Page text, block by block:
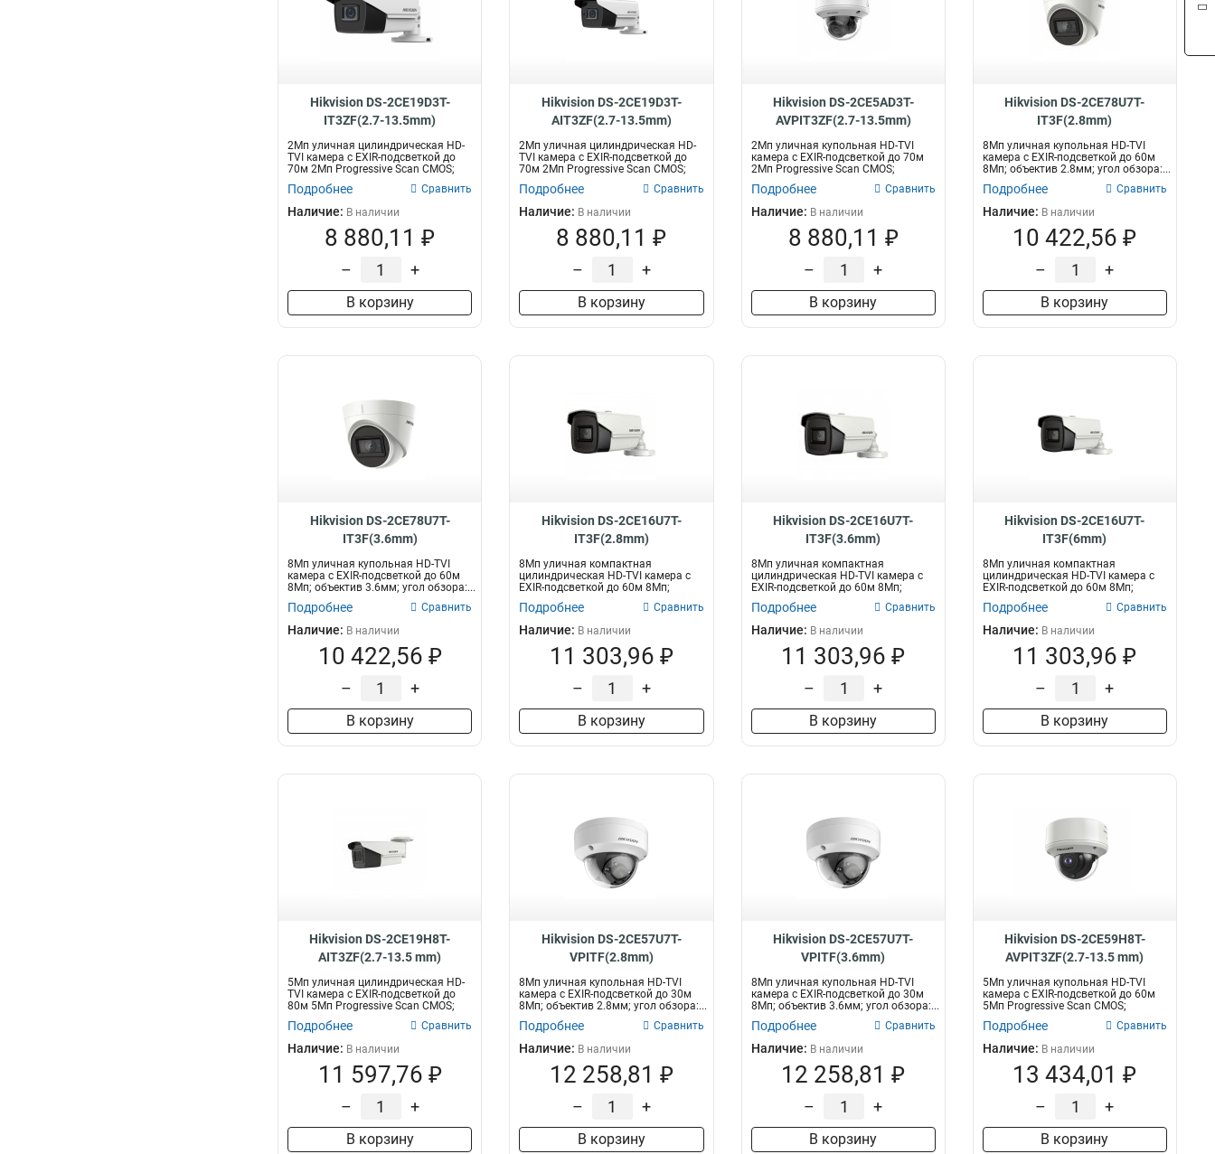
Hikvision DS-2CE19D3T-
IT3ZF(2.7-13.5mm)
2Мп уличная цилиндрическая HD-
TVI камера с EXIR-подсветкой до
70м 2Мп Progressive Scan CMOS;
Подробнее Сравнить
Наличие: В наличии
8 880,11 ₽
– +
В корзину
Hikvision DS-2CE19D3T-
AIT3ZF(2.7-13.5mm)
2Мп уличная цилиндрическая HD-
TVI камера с EXIR-подсветкой до
70м 2Мп Progressive Scan CMOS;
Подробнее Сравнить
Наличие: В наличии
8 880,11 ₽
– +
В корзину
Hikvision DS-2CE5AD3T-
AVPIT3ZF(2.7-13.5mm)
2Мп уличная купольная HD-TVI
камера с EXIR-подсветкой до 70м
2Мп Progressive Scan CMOS;
моториз...
Подробнее Сравнить
Наличие: В наличии
8 880,11 ₽
– +
В корзину
Hikvision DS-2CE78U7T-
IT3F(2.8mm)
8Мп уличная купольная HD-TVI
камера с EXIR-подсветкой до 60м
8Мп; объектив 2.8мм; угол обзора:...
Подробнее Сравнить
Наличие: В наличии
10 422,56 ₽
– +
В корзину
Hikvision DS-2CE78U7T-
IT3F(3.6mm)
8Мп уличная купольная HD-TVI
камера с EXIR-подсветкой до 60м
8Мп; объектив 3.6мм; угол обзора:...
Подробнее Сравнить
Наличие: В наличии
10 422,56 ₽
– +
В корзину
Hikvision DS-2CE16U7T-
IT3F(2.8mm)
8Мп уличная компактная
цилиндрическая HD-TVI камера с
EXIR-подсветкой до 60м 8Мп;
объектив 2.8м...
Подробнее Сравнить
Наличие: В наличии
11 303,96 ₽
– +
В корзину
Hikvision DS-2CE16U7T-
IT3F(3.6mm)
8Мп уличная компактная
цилиндрическая HD-TVI камера с
EXIR-подсветкой до 60м 8Мп;
объектив 3.6м...
Подробнее Сравнить
Наличие: В наличии
11 303,96 ₽
– +
В корзину
Hikvision DS-2CE16U7T-
IT3F(6mm)
8Мп уличная компактная
цилиндрическая HD-TVI камера с
EXIR-подсветкой до 60м 8Мп;
объектив 6мм;...
Подробнее Сравнить
Наличие: В наличии
11 303,96 ₽
– +
В корзину
Hikvision DS-2CE19H8T-
AIT3ZF(2.7-13.5 mm)
5Мп уличная цилиндрическая HD-
TVI камера с EXIR-подсветкой до
80м 5Мп Progressive Scan CMOS;
Подробнее Сравнить
Наличие: В наличии
11 597,76 ₽
– +
В корзину
Hikvision DS-2CE57U7T-
VPITF(2.8mm)
8Мп уличная купольная HD-TVI
камера с EXIR-подсветкой до 30м
8Мп; объектив 2.8мм; угол обзора:...
Подробнее Сравнить
Наличие: В наличии
12 258,81 ₽
– +
В корзину
Hikvision DS-2CE57U7T-
VPITF(3.6mm)
8Мп уличная купольная HD-TVI
камера с EXIR-подсветкой до 30м
8Мп; объектив 3.6мм; угол обзора:...
Подробнее Сравнить
Наличие: В наличии
12 258,81 ₽
– +
В корзину
Hikvision DS-2CE59H8T-
AVPIT3ZF(2.7-13.5 mm)
5Мп уличная купольная HD-TVI
камера с EXIR-подсветкой до 60м
5Мп Progressive Scan CMOS;
моториз...
Подробнее Сравнить
Наличие: В наличии
13 434,01 ₽
– +
В корзину